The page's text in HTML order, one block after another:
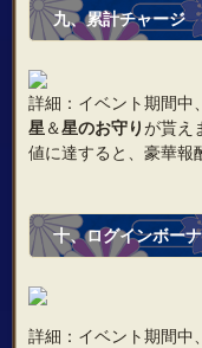
九、累計チャージ
詳細：イベント期間中
星＆星のお守りが貰え
値に達すると、豪華報
十、ログインボー
詳細：イベント期間中